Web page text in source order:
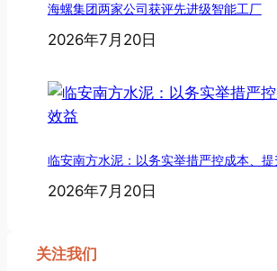
海螺集团两家公司获评先进级智能工厂
2026年7月20日
临安南方水泥：以务实举措严控成本、提
2026年7月20日
关注我们